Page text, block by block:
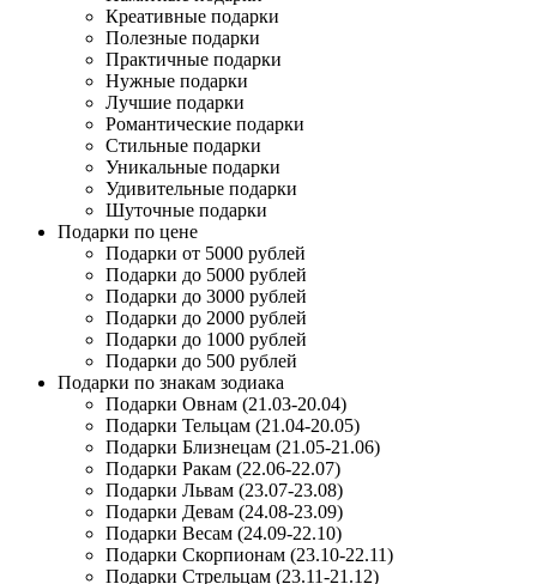
Креативные подарки
Полезные подарки
Практичные подарки
Нужные подарки
Лучшие подарки
Романтические подарки
Стильные подарки
Уникальные подарки
Удивительные подарки
Шуточные подарки
Подарки по цене
Подарки от 5000 рублей
Подарки до 5000 рублей
Подарки до 3000 рублей
Подарки до 2000 рублей
Подарки до 1000 рублей
Подарки до 500 рублей
Подарки по знакам зодиака
Подарки Овнам (21.03-20.04)
Подарки Тельцам (21.04-20.05)
Подарки Близнецам (21.05-21.06)
Подарки Ракам (22.06-22.07)
Подарки Львам (23.07-23.08)
Подарки Девам (24.08-23.09)
Подарки Весам (24.09-22.10)
Подарки Скорпионам (23.10-22.11)
Подарки Стрельцам (23.11-21.12)